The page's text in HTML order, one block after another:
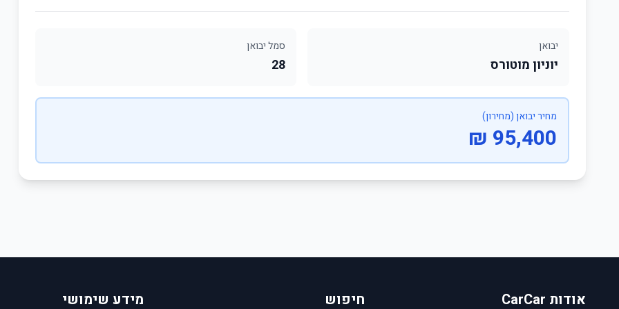
יבואן
יוניון מוטורס
סמל יבואן
28
מחיר יבואן (מחירון)
95,400 ₪
אודות CarCar חיפוש מידע שימושי